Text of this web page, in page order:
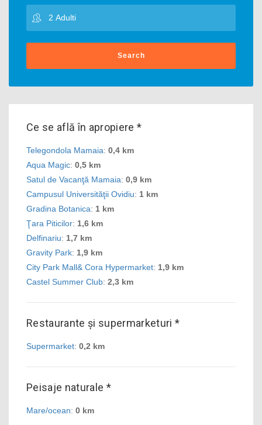
Search
Ce se află în apropiere *
Telegondola Mamaia: 0,4 km
Aqua Magic: 0,5 km
Satul de Vacanţă Mamaia: 0,9 km
Campusul Universităţii Ovidiu: 1 km
Gradina Botanica: 1 km
Ţara Piticilor: 1,6 km
Delfinariu: 1,7 km
Gravity Park: 1,9 km
City Park Mall& Cora Hypermarket: 1,9 km
Castel Summer Club: 2,3 km
Restaurante și supermarketuri *
Supermarket: 0,2 km
Peisaje naturale *
Mare/ocean: 0 km